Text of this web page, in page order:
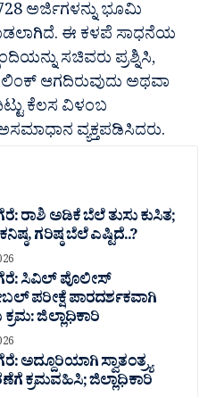
ಅರ್ಜಿಗಳನ್ನು ಭೂಮಿ
ಈ ಕಳಪೆ ಸಾಧನೆಯ
ಸಚಿವರು ಪ್ರಶ್ನಿಸಿ,
ಆಗದಿರುವುದು ಅಥವಾ
ಕೆಲಸ ವಿಳಂಬ
ವ್ಯಕ್ತಪಡಿಸಿದರು.
ರಾಶಿ ಅಡಿಕೆ ಬೆಲೆ ತುಸು‌ ಕುಸಿತ;
ಗರಿಷ್ಠ ಬೆಲೆ ಎಷ್ಟಿದೆ..?
ಸಿವಿಲ್ ಪೊಲೀಸ್
ಪರೀಕ್ಷೆ ಪಾರದರ್ಶಕವಾಗಿ
ಜಿಲ್ಲಾಧಿಕಾರಿ
ಅದ್ದೂರಿಯಾಗಿ ಸ್ವಾತಂತ್ರ್ಯ
ಕ್ರಮವಹಿಸಿ; ಜಿಲ್ಲಾಧಿಕಾರಿ